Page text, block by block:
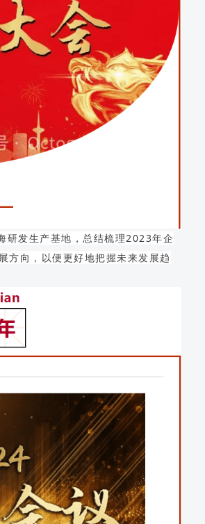
研发生产基地，总结梳理2023年企
方向，以便更好地把握未来发展趋